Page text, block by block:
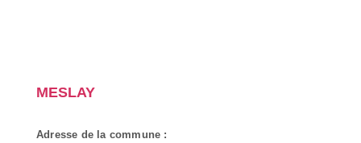
MESLAY
Adresse de la commune :